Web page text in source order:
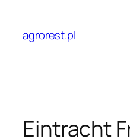
treściagrorest.pl
Eintracht